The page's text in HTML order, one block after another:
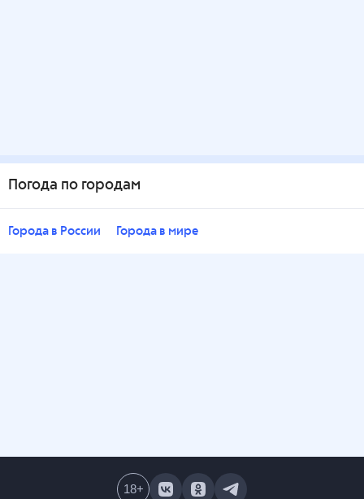
Погода по городам
Города в России Города в мире
18+